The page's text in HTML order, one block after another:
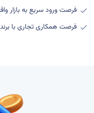
فرصت ورود سریع به بازار
فرصت همکاری تجاری با